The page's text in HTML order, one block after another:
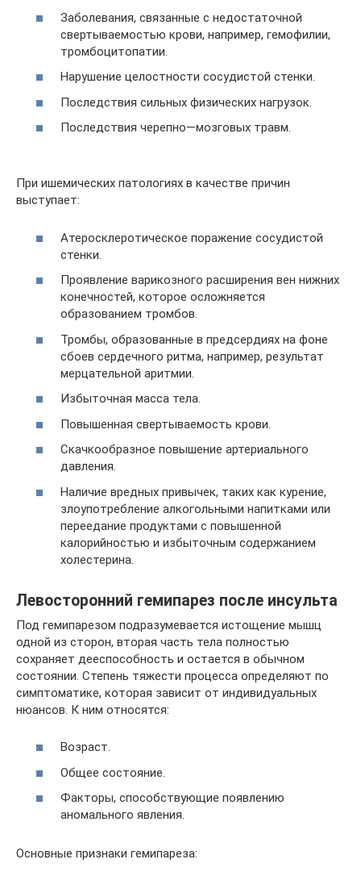
Заболевания, связанные с недостаточной
свертываемостью крови, например, гемофилии,
тромбоцитопатии.
Нарушение целостности сосудистой стенки.
Последствия сильных физических нагрузок.
Последствия черепно—мозговых травм.
При ишемических патологиях в качестве причин
выступает:
Атеросклеротическое поражение сосудистой
стенки.
Проявление варикозного расширения вен нижних
конечностей, которое осложняется
образованием тромбов.
Тромбы, образованные в предсердиях на фоне
сбоев сердечного ритма, например, результат
мерцательной аритмии.
Избыточная масса тела.
Повышенная свертываемость крови.
Скачкообразное повышение артериального
давления.
Наличие вредных привычек, таких как курение,
злоупотребление алкогольными напитками или
переедание продуктами с повышенной
калорийностью и избыточным содержанием
холестерина.
Левосторонний гемипарез после инсульта
Под гемипарезом подразумевается истощение мышц
одной из сторон, вторая часть тела полностью
сохраняет дееспособность и остается в обычном
состоянии. Степень тяжести процесса определяют по
симптоматике, которая зависит от индивидуальных
нюансов. К ним относятся:
Возраст.
Общее состояние.
Факторы, способствующие появлению
аномального явления.
Основные признаки гемипареза: